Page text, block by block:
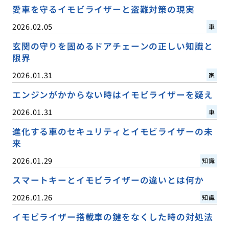
愛車を守るイモビライザーと盗難対策の現実
2026.02.05 車
玄関の守りを固めるドアチェーンの正しい知識と
限界
2026.01.31 家
エンジンがかからない時はイモビライザーを疑え
2026.01.31 車
進化する車のセキュリティとイモビライザーの未
来
2026.01.29 知識
スマートキーとイモビライザーの違いとは何か
2026.01.26 知識
イモビライザー搭載車の鍵をなくした時の対処法